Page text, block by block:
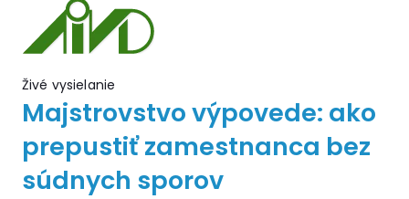
Živé vysielanie
Majstrovstvo výpovede: ako
prepustiť zamestnanca bez
súdnych sporov